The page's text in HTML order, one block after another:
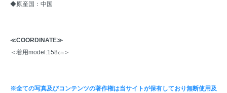
◆原産国：中国
≪COORDINATE≫
＜着用model:158㎝＞
※全ての写真及びコンテンツの著作権は当サイトが保有しており無断使用及